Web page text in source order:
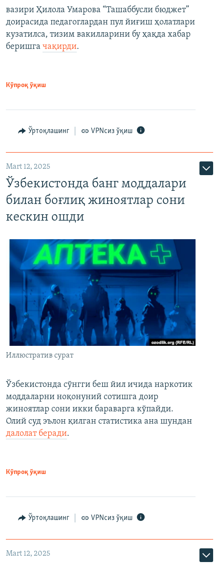
вазири Ҳилола Умарова “Ташаббусли бюджет”
доирасида педагоглардан пул йиғиш ҳолатлари
кузатилса, тизим вакилларини бу ҳақда хабар
беришга чақирди.
Кўпроқ ўқиш
Ўртоқлашинг VPNсиз ўқиш
Mart 12, 2025
Ўзбекистонда банг моддалари
билан боғлиқ жиноятлар сони
кескин ошди
Иллюстратив сурат
Ўзбекистонда сўнгги беш йил ичида наркотик
моддаларни ноқонуний сотишга доир
жиноятлар сони икки бараварга кўпайди.
Олий суд эълон қилган статистика ана шундан
далолат беради.
Кўпроқ ўқиш
Ўртоқлашинг VPNсиз ўқиш
Mart 12, 2025